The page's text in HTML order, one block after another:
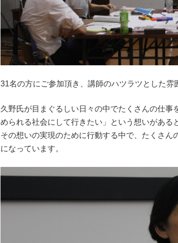
31名の方にご参加頂き、講師のハツラツとした雰
久野氏が目まぐるしい日々の中でたくさんの仕
められる社会にして行きたい」という想いがある
その想いの実現のために行動する中で、たくさ
になっています。